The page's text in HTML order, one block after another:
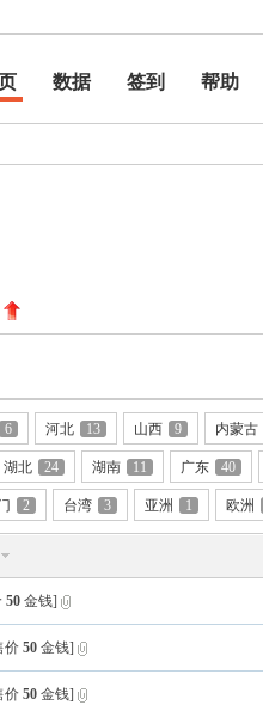
数据 签到
帮助
6 河北 13 山西 9 内蒙古
湖北 24 湖南 11 广东 40
2 台湾 3 亚洲 1 欧洲
50 金钱]
价 50 金钱]
价 50 金钱]